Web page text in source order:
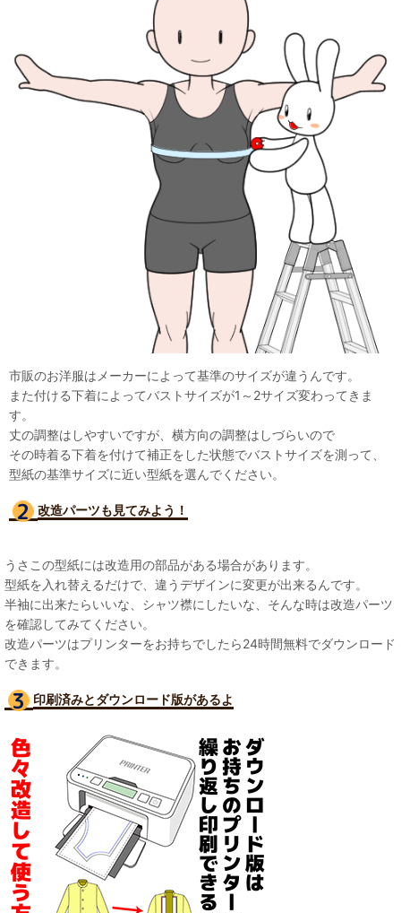
市販のお洋服はメーカーによって基準のサイズが違うんです。
また付ける下着によってバストサイズが1～2サイズ変わってきま
す。
丈の調整はしやすいですが、横方向の調整はしづらいので
その時着る下着を付けて補正をした状態でバストサイズを測って、
型紙の基準サイズに近い型紙を選んでください。
改造パーツも見てみよう！
うさこの型紙には改造用の部品がある場合があります。
型紙を入れ替えるだけで、違うデザインに変更が出来るんです。
半袖に出来たらいいな、シャツ襟にしたいな、そんな時は改造パーツ
を確認してみてください。
改造パーツはプリンターをお持ちでしたら24時間無料でダウンロード
できます。
印刷済みとダウンロード版があるよ